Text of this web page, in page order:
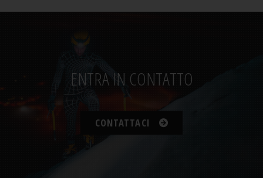
ENTRA IN CONTATTO
CONTATTACI